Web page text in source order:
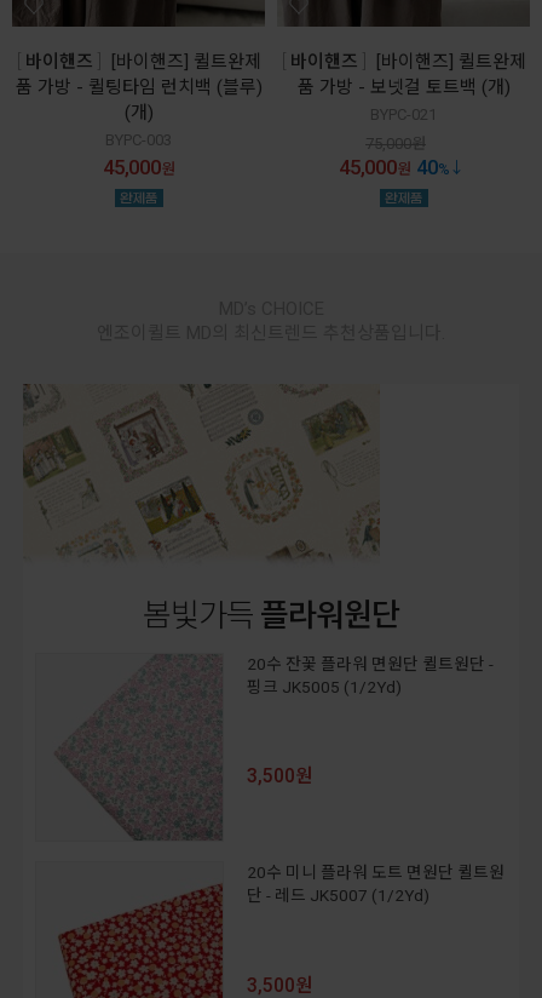
바이핸즈
[바이핸즈] 퀼트완제
품 가방 - 퀼팅타임 런치백 (블루)
(개)
BYPC-003
45,000원
바이핸즈
[바이핸즈] 퀼트완제
품 가방 - 보넷걸 토트백 (개)
BYPC-021
75,000원
45,000원 40%
봄빛가득 플라워원단
20수 잔꽃 플라워 면원단 퀼트원단 -
핑크 JK5005 (1/2Yd)
3,500원
20수 미니 플라워 도트 면원단 퀼트원
단 - 레드 JK5007 (1/2Yd)
3,500원